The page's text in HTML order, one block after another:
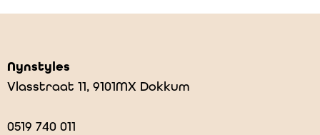
Nynstyles
Vlasstraat 11, 9101MX Dokkum
0519 740 011